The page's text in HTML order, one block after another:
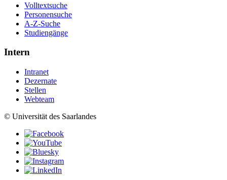
Volltextsuche
Personensuche
A-Z-Suche
Studiengänge
Intern
Intranet
Dezernate
Stellen
Webteam
© Universität des Saarlandes